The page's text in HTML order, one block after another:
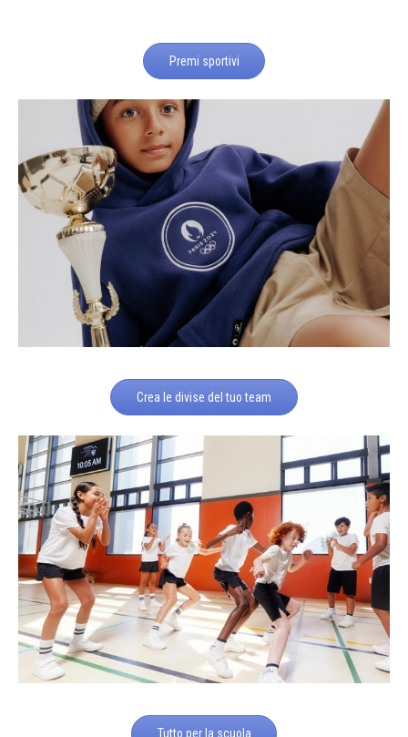
Premi sportivi
Crea le divise del tuo team
Tutto per la scuola